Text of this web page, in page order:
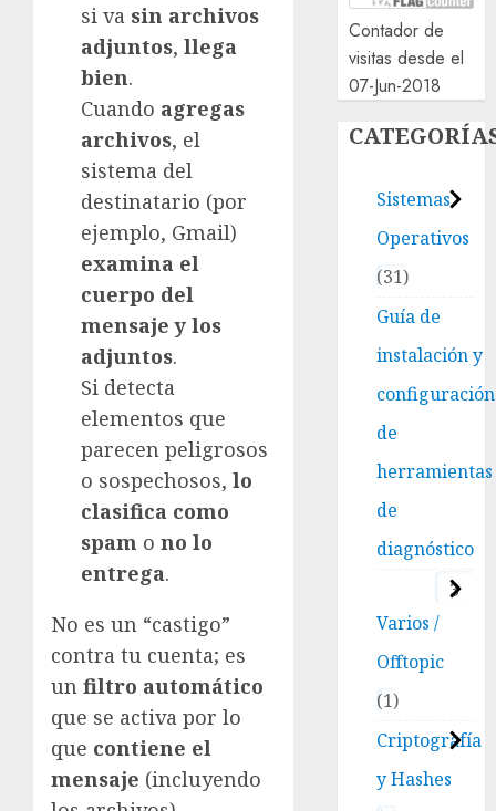
si va sin archivos
adjuntos, llega
bien.
Cuando agregas
archivos, el
sistema del
destinatario (por
ejemplo, Gmail)
examina el
cuerpo del
mensaje y los
adjuntos.
Si detecta
elementos que
parecen peligrosos
o sospechosos, lo
clasifica como
spam o no lo
entrega.
No es un “castigo”
contra tu cuenta; es
un filtro automático
que se activa por lo
que contiene el
mensaje (incluyendo
Contador de
visitas desde el
07-Jun-2018
Sistemas
Operativos
31
Guía de
instalación y
configuración
de
herramientas
de
diagnóstico
3
Varios /
Offtopic
1
Criptografía
y Hashes